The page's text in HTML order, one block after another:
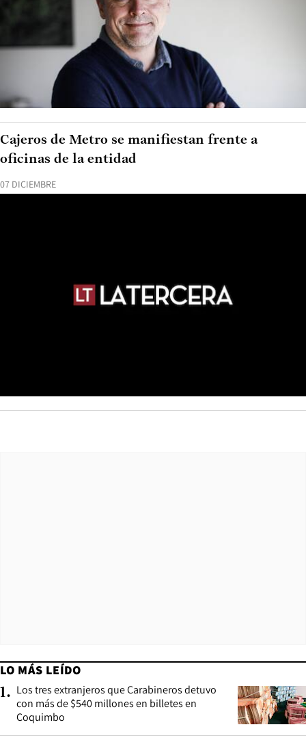
07 DICIEMBRE
Cajeros de Metro se manifiestan frente a
oficinas de la entidad
LO MÁS LEÍDO
1. Los tres extranjeros que Carabineros detuvo
con más de $540 millones en billetes en
Coquimbo